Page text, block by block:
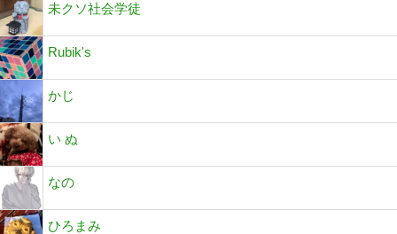
未クソ社会学徒
Rubik's
かじ
い ぬ
なの
ひろまみ